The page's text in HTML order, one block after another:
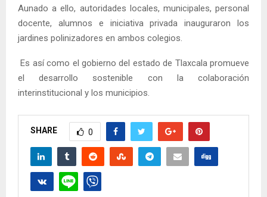
Aunado a ello, autoridades locales, municipales, personal
docente, alumnos e iniciativa privada inauguraron los
jardines polinizadores en ambos colegios.
Es así como el gobierno del estado de Tlaxcala promueve
el desarrollo sostenible con la colaboración
interinstitucional y los municipios.
SHARE 0